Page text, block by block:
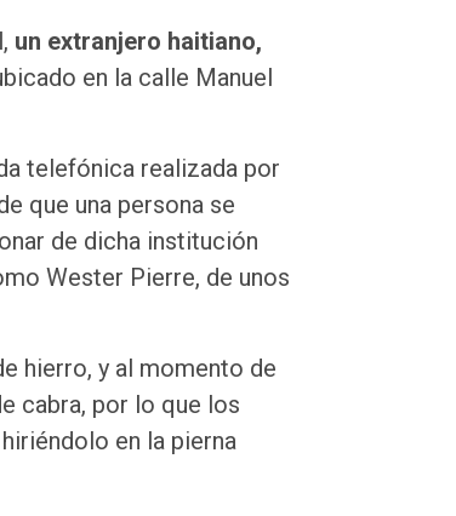
un extranjero haitiano,
en la calle Manuel
telefónica realizada por
que una persona se
de dicha institución
Wester Pierre, de unos
hierro, y al momento de
cabra, por lo que los
en la pierna